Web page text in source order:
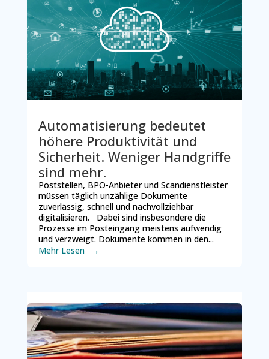
Automatisierung bedeutet
höhere Produktivität und
Sicherheit. Weniger Handgriffe
sind mehr.
Poststellen, BPO-Anbieter und Scandienstleister
müssen täglich unzählige Dokumente
zuverlässig, schnell und nachvollziehbar
digitalisieren. Dabei sind insbesondere die
Prozesse im Posteingang meistens aufwendig
und verzweigt. Dokumente kommen in den...
Mehr Lesen